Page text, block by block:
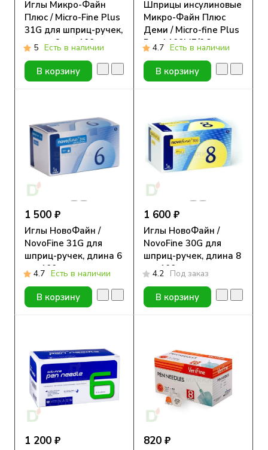
Иглы Микро-Файн
Плюс / Micro-Fine Plus
31G для шприц-ручек,
длина 6 мм, 100 шт.
5 Есть в наличии
В корзину
Шприцы инсулиновые
Микро-Файн Плюс
Деми / Micro-fine Plus
Demi 100МЕ/0.3мл с
иглой 30G
(0.30мм*8мм), 10 шт.
4.7 Есть в наличии
В корзину
1 500 ₽
Иглы НовоФайн /
NovoFine 31G для
шприц-ручек, длина 6
мм, 100 шт.
4.7 Есть в наличии
В корзину
1 600 ₽
Иглы НовоФайн /
NovoFine 30G для
шприц-ручек, длина 8
мм, 100 шт.
4.2 Под заказ
В корзину
1 200 ₽ 820 ₽